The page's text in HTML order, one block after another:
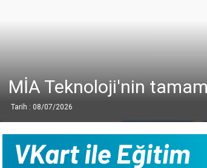
MİA Teknoloji'nin
Tarih : 08/07/2026